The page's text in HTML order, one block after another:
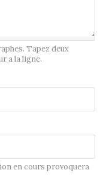
Tapez deux
a la ligne.
en cours provoquera